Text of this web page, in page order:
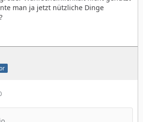
man ja jetzt nützliche Dinge